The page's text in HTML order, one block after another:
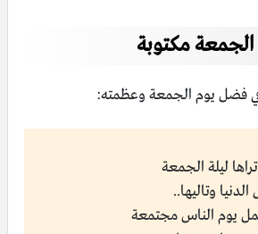
مكتوبة
فضل يوم الجمعة وعظمته:
تراها ليلة الجمعة
وتاليها..
يوم الناس مجتمعة